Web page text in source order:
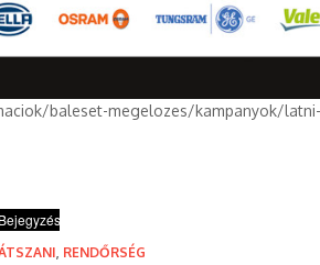
baleset-megelozes/kampanyok/latni-
RENDŐRSÉG